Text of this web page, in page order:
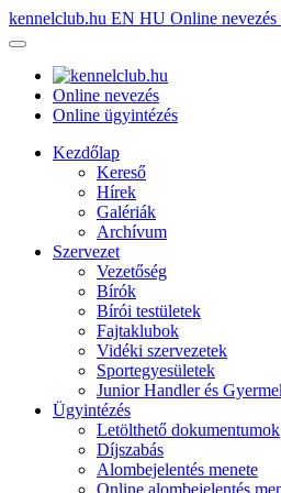
kennelclub.hu EN HU Online nevezés
Online nevezés
Online ügyintézés
Kezdőlap
Kereső
Hírek
Galériák
Archívum
Szervezet
Vezetőség
Bírók
Bírói testületek
Fajtaklubok
Vidéki szervezetek
Sportegyesületek
Junior Handler és
Ügyintézés
Letölthető dokumentumok
Díjszabás
Alombejelentés menete
Online alombejelentés